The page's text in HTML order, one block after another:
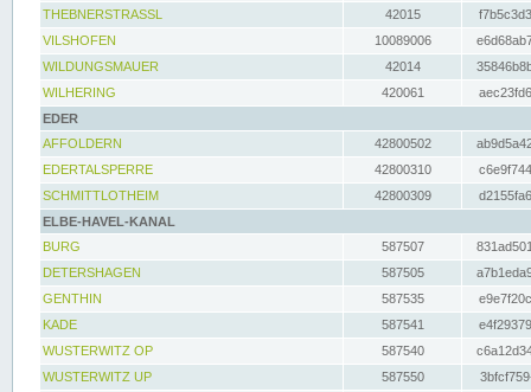
THEBNERSTRASSL
42015
VILSHOFEN
10089006
WILDUNGSMAUER
42014
WILHERING
420061
EDER
AFFOLDERN
42800502
EDERTALSPERRE
42800310
SCHMITTLOTHEIM
42800309
ELBE-HAVEL-KANAL
BURG
587507
DETERSHAGEN
587505
GENTHIN
587535
KADE
587541
WUSTERWITZ OP
587540
WUSTERWITZ UP
587550